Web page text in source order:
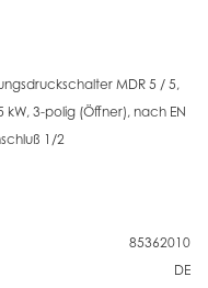
MDR 5 / 5,
3-polig (Öffner), nach EN
1/2
85362010
DE